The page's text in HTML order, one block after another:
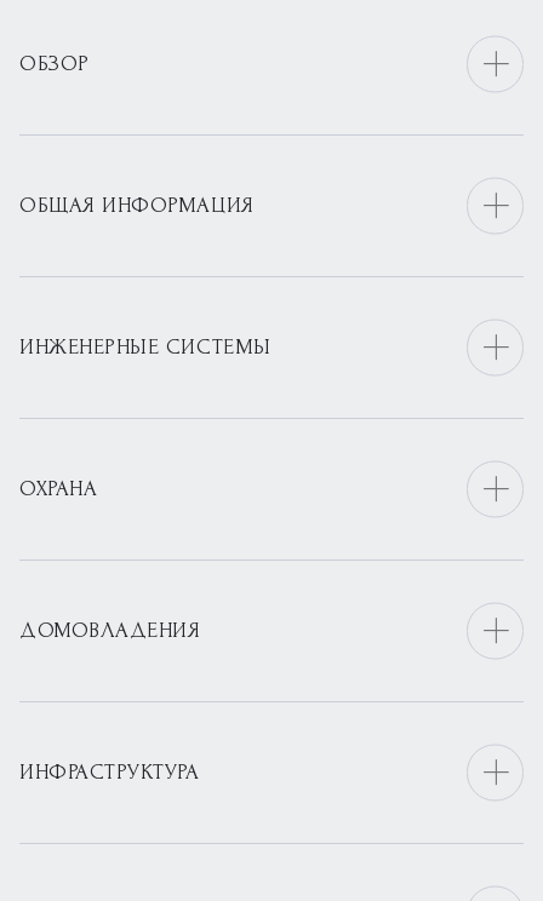
ОБЗОР
ОБЩАЯ ИНФОРМАЦИЯ
ИНЖЕНЕРНЫЕ СИСТЕМЫ
ОХРАНА
ДОМОВЛАДЕНИЯ
ИНФРАСТРУКТУРА